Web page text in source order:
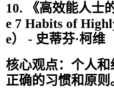
10. 《高效能人士
e 7 Habits of
e） - 史蒂芬·柯维
核心观点：个人
正确的习惯和原则